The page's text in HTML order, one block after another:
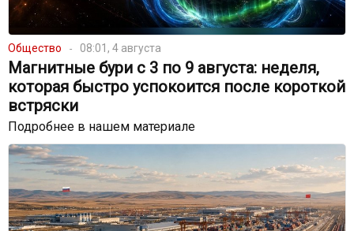
Общество 08:01, 4 августа
Магнитные бури с 3 по 9 августа: неделя,
которая быстро успокоится после короткой
встряски
Подробнее в нашем материале